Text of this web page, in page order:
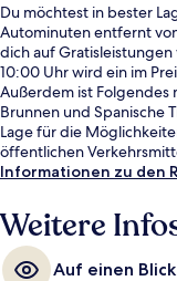
Du möchtest in bester
Autominuten entfernt
dich auf
10:00 Uhr wird ein im
Außerdem ist
Brunnen und Spanische
Lage für die
öffentlichen
wenige Schritte und die
Informationen zu den
Weitere
Auf einen Blick